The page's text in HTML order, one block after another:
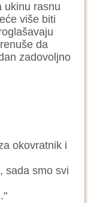
ukinu rasnu
više biti
da
zadovoljno
okovratnik i
sada smo svi